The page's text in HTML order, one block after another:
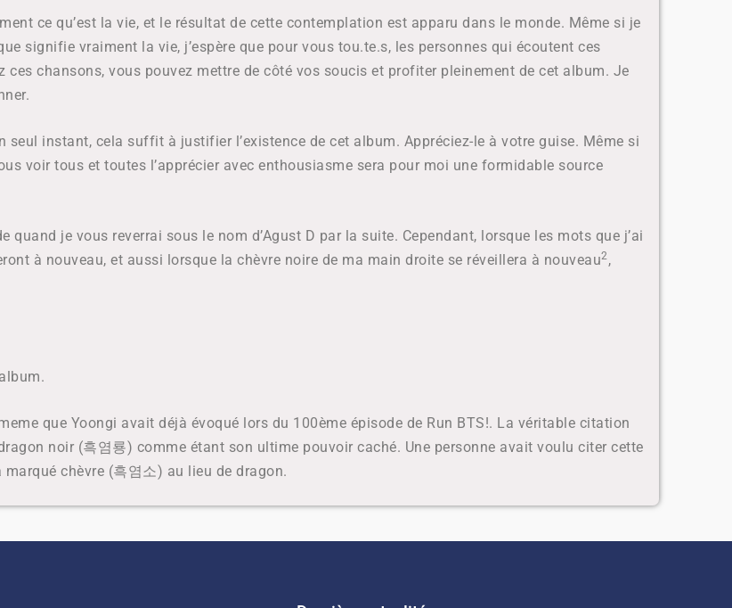
ce qu’est la vie, et le résultat de cette contemplation est apparu dans le monde. Même si je
signifie vraiment la vie, j’espère que pour vous tou.te.s, les personnes qui écoutent ces
chansons, vous pouvez mettre de côté vos soucis et profiter pleinement de cet album. Je
seul instant, cela suffit à justifier l’existence de cet album. Appréciez-le à votre guise. Même si
voir tous et toutes l’apprécier avec enthousiasme sera pour moi une formidable source
je vous reverrai sous le nom d’Agust D par la suite. Cependant, lorsque les mots que j’ai
à nouveau, et aussi lorsque la chèvre noire de ma main droite se réveillera à nouveau2,
que Yoongi avait déjà évoqué lors du 100ème épisode de Run BTS!. La véritable citation
noir (흑염룡) comme étant son ultime pouvoir caché. Une personne avait voulu citer cette
marqué chèvre (흑염소) au lieu de dragon.